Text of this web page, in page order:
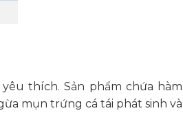
thích. Sản phẩm chứa hàm
mụn trứng cá tái phát sinh và